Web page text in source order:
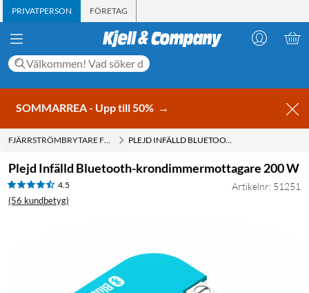
PRIVATPERSON FÖRETAG
SOMMARREA - Upp till 50% →
FJÄRRSTRÖMBRYTARE FÖR INBYGGNAD PLEJD INFÄLLD BLUETOOTH-KRONDIMMERMOTTAGARE 200 W
Plejd Infälld Bluetooth-krondimmermottagare 200 W
4.5
(56 kundbetyg)
Artikelnr: 51251